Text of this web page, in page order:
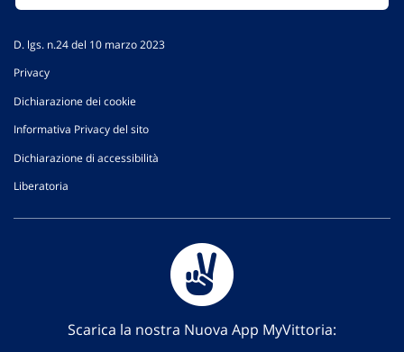
D. lgs. n.24 del 10 marzo 2023
Privacy
Dichiarazione dei cookie
Informativa Privacy del sito
Dichiarazione di accessibilità
Liberatoria
Scarica la nostra Nuova App MyVittoria: